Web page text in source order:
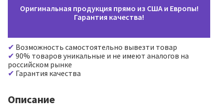
Оригинальная продукция прямо из США и Европы!
Гарантия качества!
Возможность самостоятельно вывезти товар
90% товаров уникальные и не имеют аналогов на
российском рынке
Гарантия качества
Описание